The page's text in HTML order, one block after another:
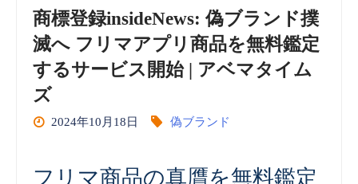
商標登録insideNews: 偽ブランド撲
滅へ フリマアプリ商品を無料鑑定
するサービス開始 | アベマタイム
ズ
2024年10月18日 偽ブランド
フリマ商品の真贋を無料鑑定